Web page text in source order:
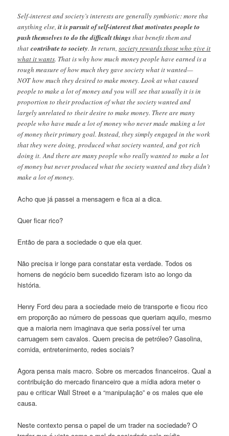
Self-interest and society’s interests are generally symbiotic: more tha
anything else,it is pursuit of self-interest that motivates people to
push themselves to do the difficult thingsthat benefit them and
thatcontribute to society. In return,society rewards those who give it
what it wants. That is why how much money people have earned is a
rough measure of how much they gave society what it wanted—
NOT how much they desired to make money. Look at what caused
people to make a lot of money and you will see that usually it is in
proportion to their production of what the society wanted and
largely unrelated to their desire to make money. There are many
people who have made a lot of money who never made making a lot
of money their primary goal. Instead, they simply engaged in the work
that they were doing, produced what society wanted, and got rich
doing it. And there are many people who really wanted to make a lot
of money but never produced what the society wanted and they didn’t
make a lot of money.
Acho que já passei a mensagem e fica ai a dica.
Quer ficar rico?
Então de para a sociedade o que ela quer.
Não precisa ir longe para constatar esta verdade. Todos os
homens de negócio bem sucedido fizeram isto ao longo da
história.
Henry Ford deu para a sociedade meio de transporte e ficou rico
em proporção ao número de pessoas que queriam aquilo, mesmo
que a maioria nem imaginava que seria possível ter uma
carruagem sem cavalos. Quem precisa de petróleo? Gasolina,
comida, entretenimento, redes sociais?
Agora pensa mais macro. Sobre os mercados financeiros. Qual a
contribuição do mercado financeiro que a mídia adora meter o
pau e criticar Wall Street e a “manipulação” e os males que ele
causa.
Neste contexto pensa o papel de um trader na sociedade? O